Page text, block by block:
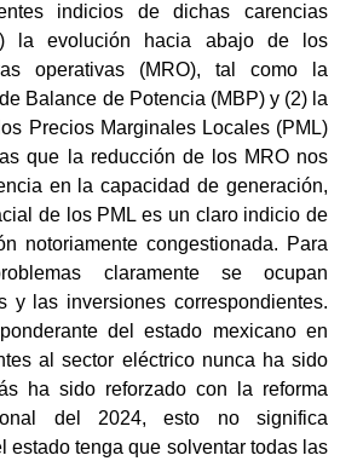
indicios de dichas carencias
la evolución hacia abajo de los
operativas (MRO), tal como la
Balance de Potencia (MBP) y (2) la
Precios Marginales Locales (PML)
que la reducción de los MRO nos
en la capacidad de generación,
de los PML es un claro indicio de
notoriamente congestionada. Para
claramente se ocupan
y las inversiones correspondientes.
del estado mexicano en
al sector eléctrico nunca ha sido
ha sido reforzado con la reforma
del 2024, esto no significa
estado tenga que solventar todas las